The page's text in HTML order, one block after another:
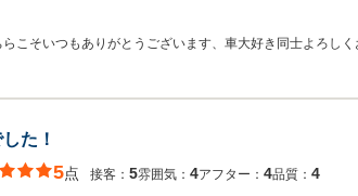
こそいつもありがとうございます、車大好き同士よろし
た！
5点 接客： 5雰囲気： 4アフター： 4品質： 4